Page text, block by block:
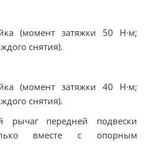
(момент затяжки 50 Н·м;
снятия).
(момент затяжки 40 Н·м;
снятия).
рычаг передней подвески
вместе с опорным